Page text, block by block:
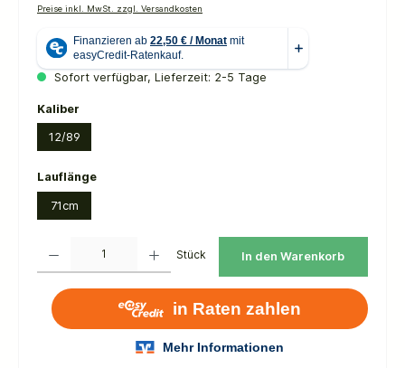
Preise inkl. MwSt. zzgl. Versandkosten
Sofort verfügbar, Lieferzeit: 2-5 Tage
Kaliber
12/89
Lauflängeauswählen
71cm
Stück In den Warenkorb